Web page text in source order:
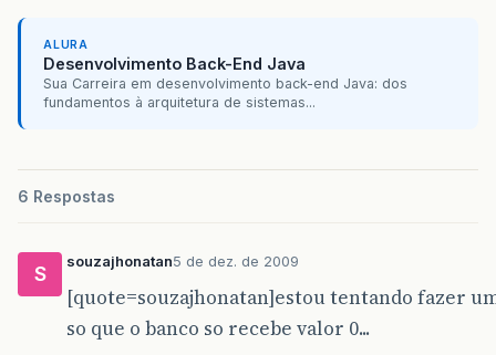
ALURA
Desenvolvimento Back-End Java
Sua Carreira em desenvolvimento back-end Java: dos
fundamentos à arquitetura de sistemas...
6 Respostas
S
souzajhonatan5 de dez. de 2009
[quote=souzajhonatan]estou tentando fazer
so que o banco so recebe valor 0...